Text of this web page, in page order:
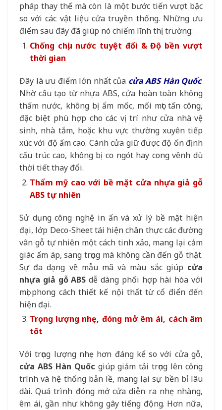
pháp thay thế mà còn là một bước tiến vượt bậc
so với các vật liệu cửa truyền thống. Những ưu
điểm sau đây đã giúp nó chiếm lĩnh thị trường:
Chống chịu nước tuyệt đối & Độ bền vượt
thời gian
Đây là ưu điểm lớn nhất của cửa ABS Hàn Quốc.
Nhờ cấu tạo từ nhựa ABS, cửa hoàn toàn không
thấm nước, không bị ẩm mốc, mối mọt tấn công,
đặc biệt phù hợp cho các vị trí như cửa nhà vệ
sinh, nhà tắm, hoặc khu vực thường xuyên tiếp
xúc với độ ẩm cao. Cánh cửa giữ được độ ổn định
cấu trúc cao, không bị co ngót hay cong vênh dù
thời tiết thay đổi.
Thẩm mỹ cao với bề mặt cửa nhựa giả gỗ
ABS tự nhiên
Sử dụng công nghệ in ấn và xử lý bề mặt hiện
đại, lớp Deco-Sheet tái hiện chân thực các đường
vân gỗ tự nhiên một cách tinh xảo, mang lại cảm
giác ấm áp, sang trọng mà không cần đến gỗ thật.
Sự đa dạng về mẫu mã và màu sắc giúp cửa
nhựa giả gỗ ABS dễ dàng phối hợp hài hòa với
mọi phong cách thiết kế nội thất từ cổ điển đến
hiện đại.
Trọng lượng nhẹ, đóng mở êm ái, cách âm
tốt
Với trọng lượng nhẹ hơn đáng kể so với cửa gỗ,
cửa ABS Hàn Quốc giúp giảm tải trọng lên công
trình và hệ thống bản lề, mang lại sự bền bỉ lâu
dài. Quá trình đóng mở cửa diễn ra nhẹ nhàng,
êm ái, gần như không gây tiếng động. Hơn nữa,